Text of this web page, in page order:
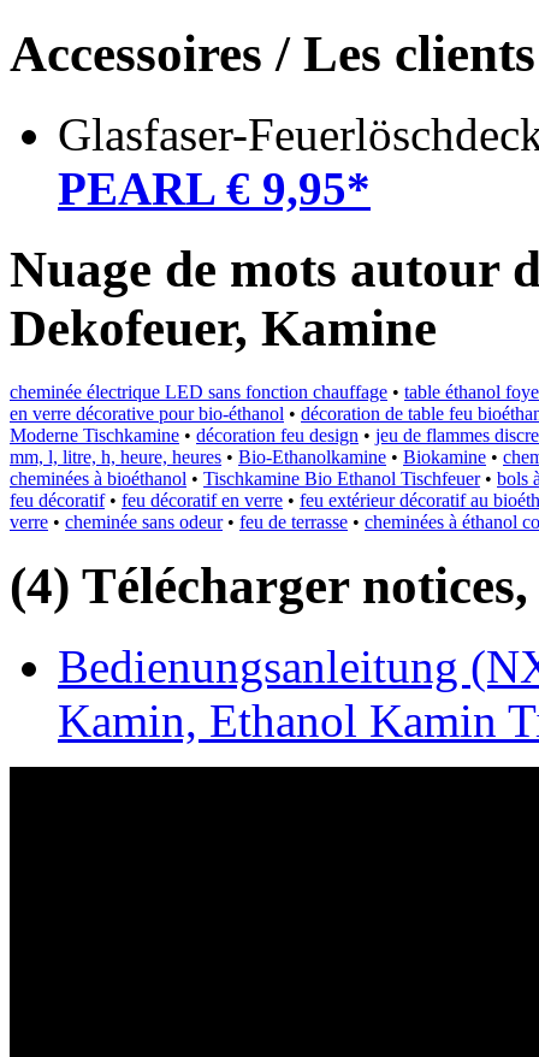
Accessoires / Les
Glasfaser-
PEARL € 9,95*
Nuage de mots autour
Dekofeuer, Kamine
cheminée électrique LED sans fonction chauffage • table éthanol
en verre décorative pour bio-éthanol • décoration de table feu
Moderne Tischkamine • décoration feu design • jeu de flammes
mm, l, litre, h, heure, heures • Bio-Ethanolkamine • Biokamine •
cheminées à bioéthanol • Tischkamine Bio Ethanol Tischfeuer• bols
feu décoratif• feu décoratif en verre • feu extérieur décoratif au
verre • cheminée sans odeur• feu de terrasse • cheminées à éthanol
(4) Télécharger
Bedienungsanleitung
Kamin, Ethanol Kamin